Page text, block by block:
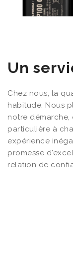
Un
Chez nous, la
habitude. Nous
notre
particulière à
expérience
promesse
relation de